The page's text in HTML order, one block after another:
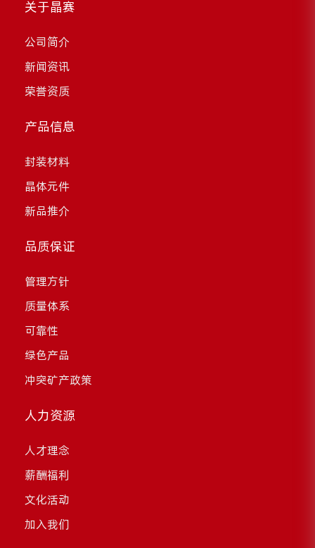
关于晶赛
公司简介
新闻资讯
荣誉资质
产品信息
封装材料
晶体元件
新品推介
品质保证
管理方针
质量体系
可靠性
绿色产品
冲突矿产政策
人力资源
人才理念
薪酬福利
文化活动
加入我们